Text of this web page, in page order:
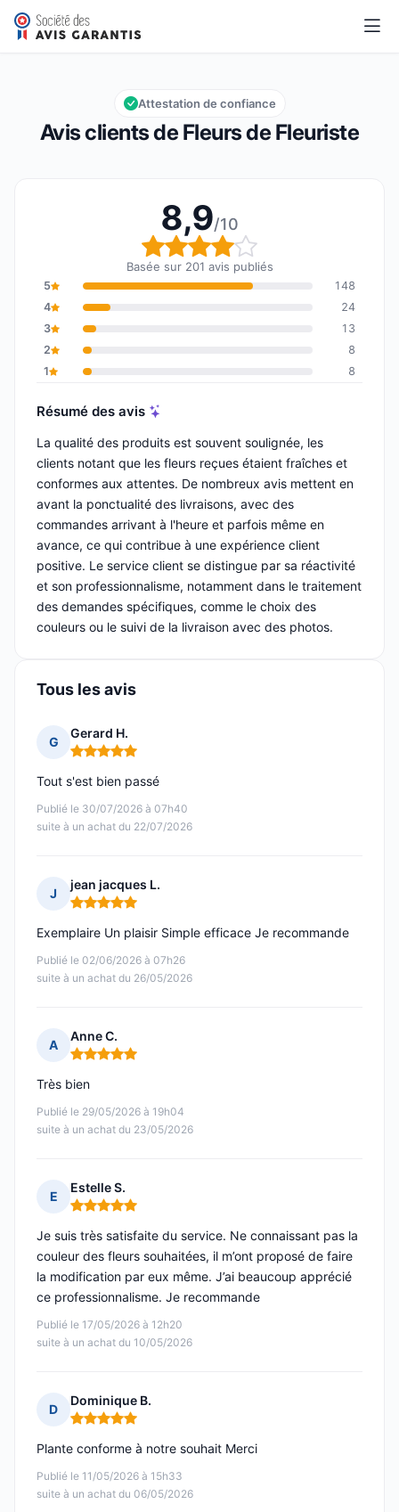
Fleurs de Fleuriste
Note globale : 8,9 sur 10
8,9/10
Avis clients de Fleurs de Fleuriste
Attestation de confiance
8,9/10
Note globale : 8,9 sur
Basée sur 201 avis publiés
5
148
4
24
3
13
2
8
1
8
Résumé des avis
La qualité des produits est souvent soulignée, les
clients notant que les fleurs reçues étaient fraîches et
conformes aux attentes. De nombreux avis mettent en
avant la ponctualité des livraisons, avec des
commandes arrivant à l'heure et parfois même en
avance, ce qui contribue à une expérience client
positive. Le service client se distingue par sa réactivité
et son professionnalisme, notamment dans le traitement
des demandes spécifiques, comme le choix des
couleurs ou le suivi de la livraison avec des photos.
Tous les avis
G
Gerard H.
Note : 5 sur 5
Publié le 30/07/2026 à 07h40
suite à un achat du 22/07/2026
Tout s'est bien passé
J
jean jacques L.
Note : 5 sur 5
Publié le 02/06/2026 à 07h26
suite à un achat du 26/05/2026
Exemplaire Un plaisir Simple efficace Je recommande
A
Anne C.
Note : 5 sur 5
Publié le 29/05/2026 à 19h04
suite à un achat du 23/05/2026
Très bien
E
Estelle S.
Note : 5 sur 5
Publié le 17/05/2026 à 12h20
suite à un achat du 10/05/2026
Je suis très satisfaite du service. Ne connaissant pas la
couleur des fleurs souhaitées, il m’ont proposé de faire
la modification par eux même. J’ai beaucoup apprécié
ce professionnalisme. Je recommande
D
Dominique B.
Note : 5 sur 5
Publié le 11/05/2026 à 15h33
suite à un achat du 06/05/2026
Plante conforme à notre souhait Merci